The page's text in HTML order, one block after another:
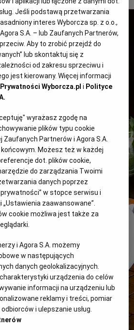
TORUŃ
TRÓJMIASTO
WAŁBRZYCH
WARSZAWA
WROCŁAW
ZAKOPANE
GÓRA
Jeśli podstawą przetwarzania
interes Wyborcza sp. z o.o.,
S.A. – lub Zaufanych Partnerów,
Aby to zrobić przejdź do
lub skontaktuj się z
od zakresu sprzeciwu i
jest kierowany. Więcej informacji
Wyborcza.pl i Polityce
wyrażasz zgodę na
plików typu cookie
Zaufanych Partnerów i Agora S.A.
Możesz też w każdej
dot. plików cookie,
do zarządzania Twoimi
danych poprzez
w stopce serwisu i
zaawansowane”.
cookie możliwa jest także za
i Agora S.A. możemy
w następujących
danych geolokalizacyjnych.
urządzenia do celów
informacji na urządzeniu lub
reklamy i treści, pomiar
i ulepszanie usług.